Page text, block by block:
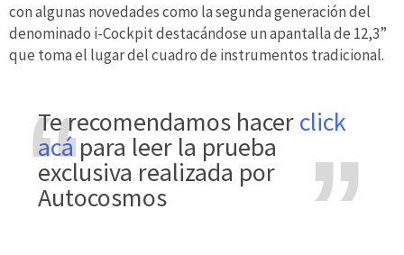
con algunas novedades como la segunda generación del
denominado i-Cockpit destacándose un apantalla de 12,3”
que toma el lugar del cuadro de instrumentos tradicional.
te recomendamos hacerclick
acápara leer la prueba
exclusiva realizada por
Autocosmos